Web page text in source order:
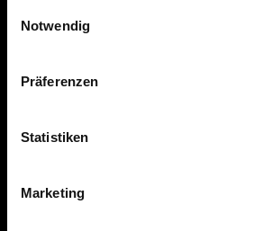
Notwendig
Präferenzen
Statistiken
Marketing
viel CO2 Emissionen
bei Wasser der Schlüssel